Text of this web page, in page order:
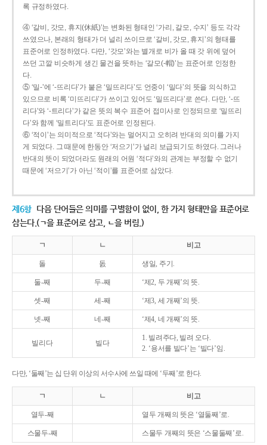
록 규정하였다.
④ ‘갈비, 갓모, 휴지(休紙)’는 변화된 형태인 ‘가리, 갈모, 수지’ 등도 각각
쓰였으나, 본래의 형태가 더 널리 쓰이므로 ‘갈비, 갓모, 휴지’의 형태를
표준어로 인정하였다. 다만, ‘갓모’와는 별개로 비가 올 때 갓 위에 덮어
쓰던 고깔 비슷하게 생긴 물건을 뜻하는 ‘갈모(-帽)’는 표준어로 인정한
다.
⑤ ‘밀-’에 ‘-뜨리다’가 붙은 ‘밀뜨리다’도 언중이 ‘밀다’의 뜻을 의식하고
있으므로 비록 ‘미뜨리다’가 쓰이고 있어도 ‘밀뜨리다’로 쓴다. 다만, ‘-뜨
리다’와 ‘-트리다’가 같은 뜻의 복수 표준어 접미사로 인정되므로 ‘밀뜨리
다’와 함께 ‘밀트리다’도 표준어로 인정된다.
⑥ ‘적이’는 의미적으로 ‘적다’와는 멀어지고 오히려 반대의 의미를 가지
게 되었다. 그 때문에 한동안 ‘저으기’가 널리 보급되기도 하였다. 그러나
반대의 뜻이 되었더라도 원래의 어원 ‘적다’와의 관계는 부정할 수 없기
때문에 ‘저으기’가 아닌 ‘적이’를 표준어로 삼았다.
제6항 다음 단어들은 의미를 구별함이 없이, 한 가지 형태만을 표준어로
삼는다.(ㄱ을 표준어로 삼고, ㄴ을 버림.)
ㄱ ㄴ 비고
돌 돐 생일, 주기.
둘-째 두-째 ‘제2, 두 개째’의 뜻.
셋-째 세-째 ‘제3, 세 개째’의 뜻.
넷-째 네-째 ‘제4, 네 개째’의 뜻.
빌리다 빌다
1. 빌려주다, 빌려 오다.
2. ‘용서를 빌다’는 ‘빌다’임.
다만, ‘둘째’는 십 단위 이상의 서수사에 쓰일 때에 ‘두째’로 한다.
ㄱ ㄴ 비고
열두-째 열두 개째의 뜻은 ‘열둘째’로.
스물두-째 스물두 개째의 뜻은 ‘스물둘째’로.